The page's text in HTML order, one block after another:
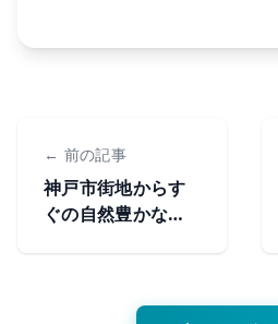
← 前の記事
神戸市街地からす
ぐの自然豊かな夜